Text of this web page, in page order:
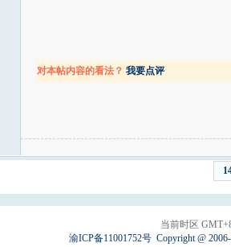
对本帖内容的看法？ 我要点评
当前时区
渝ICP备11001752号 Copyright @